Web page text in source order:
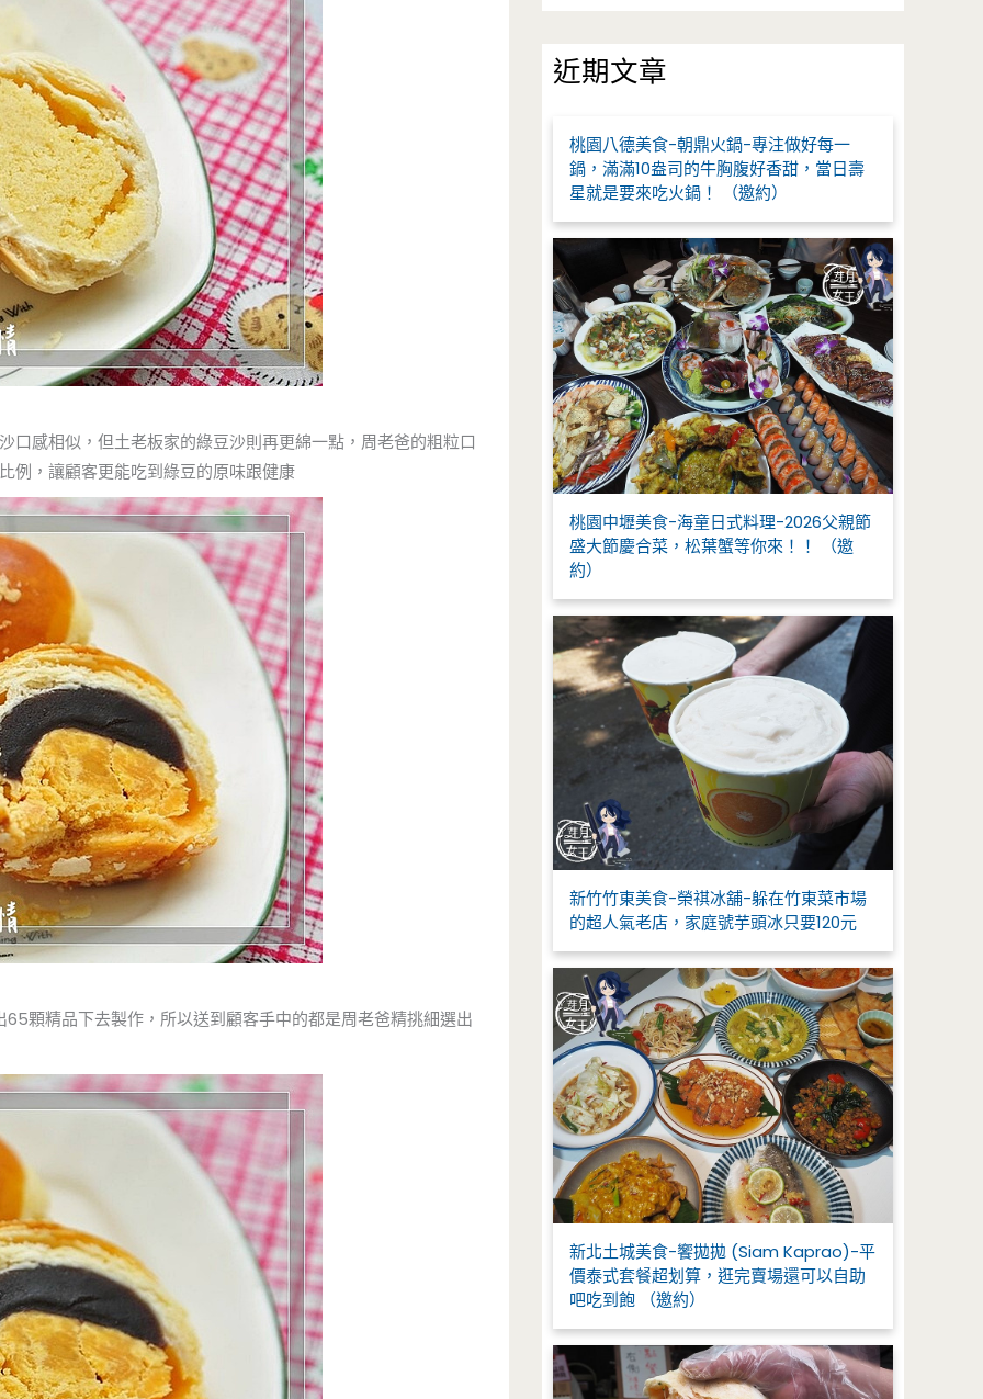
口感相似，但土老板家的綠豆沙則再更綿一點，周老爸的粗粒口
例，讓顧客更能吃到綠豆的原味跟健康
顆精品下去製作，所以送到顧客手中的都是周老爸精挑細選出
鍵
字
近期文章
桃園八德美食-朝鼎火鍋-專注做好每一
鍋，滿滿10盎司的牛胸腹好香甜，當日壽
星就是要來吃火鍋！ （邀約）
桃園中壢美食-海童日式料理-2026父親節
盛大節慶合菜，松葉蟹等你來！！ （邀
約）
新竹竹東美食-榮祺冰舖-躲在竹東菜市場
的超人氣老店，家庭號芋頭冰只要120元
新北土城美食-饗拋拋 (Siam Kaprao)-平
價泰式套餐超划算，逛完賣場還可以自助
吧吃到飽 （邀約）